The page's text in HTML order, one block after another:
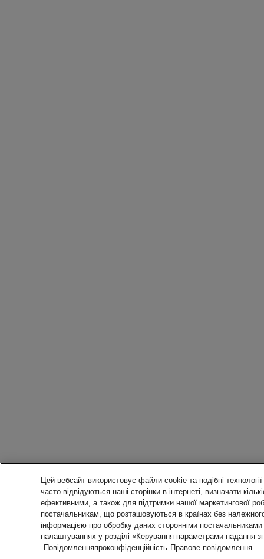
Цей вебсайт використовує файли cookie та подібні
часто відвідуються наші сторінки в інтернеті, визначати
ефективними, а також для підтримки нашої маркетингової
постачальникам, що розташовуються в країнах без
інформацією про обробку даних сторонніми
налаштуваннях у розділі «Керування параметрами надання
Повідомленняпроконфіденційність Правове повідомлення